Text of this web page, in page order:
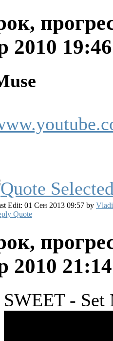
2010
Edit: 01 Сен 2013 09:57 by
Quote
2010
SWEET - Set